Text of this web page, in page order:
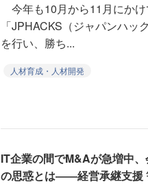
今年も10月から11月にか
「JPHACKS（ジャパンハ
を行い、勝ち...
人材育成・人材開発
IT企業の間でM&Aが急増中
の思惑とは――経営承継支援